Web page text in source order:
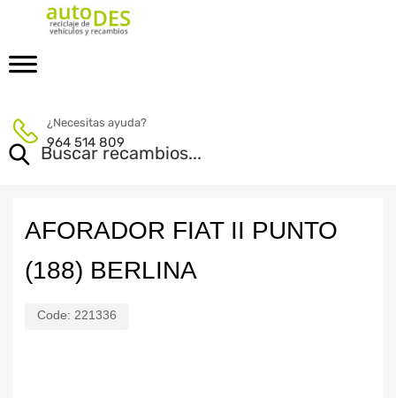
¿Necesitas ayuda?
964 514 809
AFORADOR FIAT II PUNTO
(188) BERLINA
Code: 221336